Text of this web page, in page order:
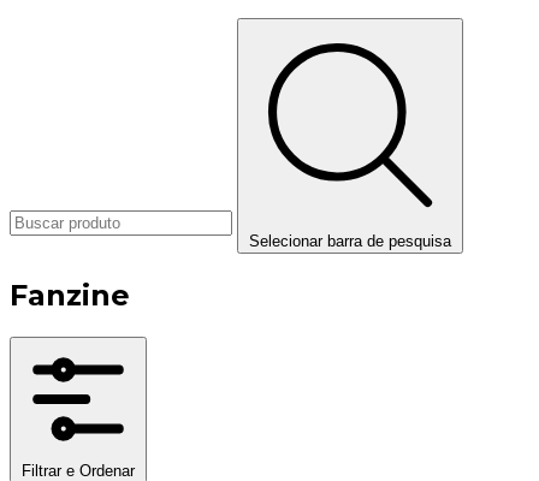
Selecionar barra de pesquisa
Fanzine
Filtrar e Ordenar